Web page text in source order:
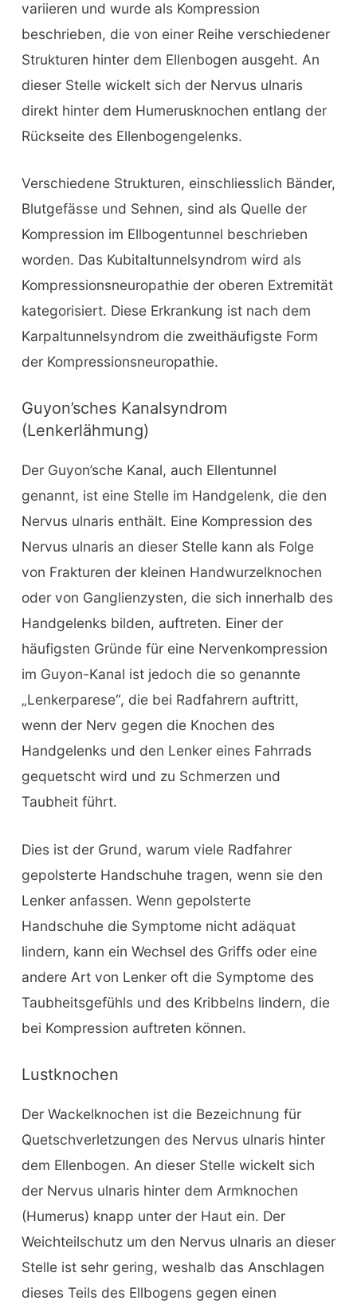
variieren und wurde als Kompression
beschrieben, die von einer Reihe verschiedener
Strukturen hinter dem Ellenbogen ausgeht. An
dieser Stelle wickelt sich der Nervus ulnaris
direkt hinter dem Humerusknochen entlang der
Rückseite des Ellenbogengelenks.
Verschiedene Strukturen, einschliesslich Bänder,
Blutgefässe und Sehnen, sind als Quelle der
Kompression im Ellbogentunnel beschrieben
worden. Das Kubitaltunnelsyndrom wird als
Kompressionsneuropathie der oberen Extremität
kategorisiert. Diese Erkrankung ist nach dem
Karpaltunnelsyndrom die zweithäufigste Form
der Kompressionsneuropathie.
Guyon’sches Kanalsyndrom
(Lenkerlähmung)
Der Guyon’sche Kanal, auch Ellentunnel
genannt, ist eine Stelle im Handgelenk, die den
Nervus ulnaris enthält. Eine Kompression des
Nervus ulnaris an dieser Stelle kann als Folge
von Frakturen der kleinen Handwurzelknochen
oder von Ganglienzysten, die sich innerhalb des
Handgelenks bilden, auftreten. Einer der
häufigsten Gründe für eine Nervenkompression
im Guyon-Kanal ist jedoch die so genannte
„Lenkerparese“, die bei Radfahrern auftritt,
wenn der Nerv gegen die Knochen des
Handgelenks und den Lenker eines Fahrrads
gequetscht wird und zu Schmerzen und
Taubheit führt.
Dies ist der Grund, warum viele Radfahrer
gepolsterte Handschuhe tragen, wenn sie den
Lenker anfassen. Wenn gepolsterte
Handschuhe die Symptome nicht adäquat
lindern, kann ein Wechsel des Griffs oder eine
andere Art von Lenker oft die Symptome des
Taubheitsgefühls und des Kribbelns lindern, die
bei Kompression auftreten können.
Lustknochen
Der Wackelknochen ist die Bezeichnung für
Quetschverletzungen des Nervus ulnaris hinter
dem Ellenbogen. An dieser Stelle wickelt sich
der Nervus ulnaris hinter dem Armknochen
(Humerus) knapp unter der Haut ein. Der
Weichteilschutz um den Nervus ulnaris an dieser
Stelle ist sehr gering, weshalb das Anschlagen
dieses Teils des Ellbogens gegen einen